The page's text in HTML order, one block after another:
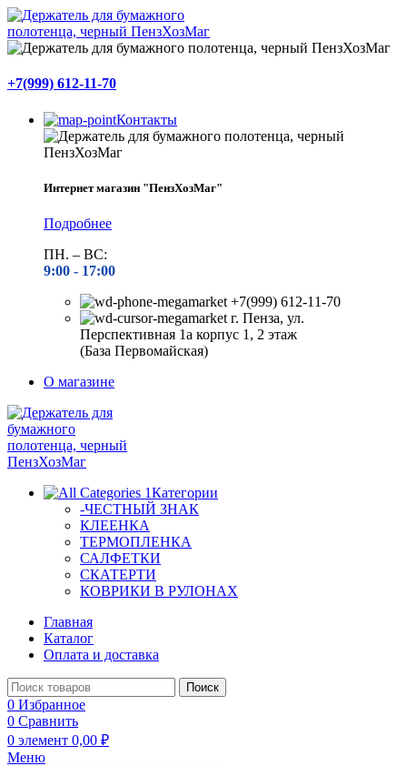
+7(999) 612-11-70
Контакты
Интернет магазин "ПензХозМаг"
Подробнее
ПН. – ВС:
9:00 - 17:00
+7(999) 612-11-70
г. Пенза, ул.
Перспективная 1а корпус 1, 2 этаж
(База Первомайская)
О магазине
Категории
-ЧЕСТНЫЙ ЗНАК
КЛЕЕНКА
ТЕРМОПЛЕНКА
САЛФЕТКИ
СКАТЕРТИ
КОВРИКИ В РУЛОНАХ
Главная
Каталог
Оплата и доставка
Поиск
0 Избранное
0 Сравнить
0 элемент 0,00 ₽
Меню